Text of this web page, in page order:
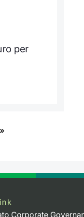
per
Corporate